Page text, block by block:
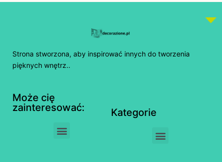
Strona stworzona, aby inspirować innych do tworzenia
pięknych wnętrz..
Może cię
zainteresować:
Kategorie